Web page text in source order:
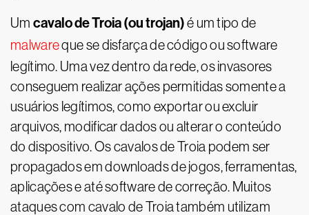
Um cavalo de Troia (ou trojan)é um tipo de
malwareque se disfarça de código ou software
legítimo. Uma vez dentro da rede, os invasores
conseguem realizar ações permitidas somente a
usuários legítimos, como exportar ou excluir
arquivos, modificar dados ou alterar o conteúdo
do dispositivo. Os cavalos de Troia podem ser
propagados em downloads de jogos, ferramentas,
aplicações e até software de correção. Muitos
ataques com cavalo de Troia também utilizam